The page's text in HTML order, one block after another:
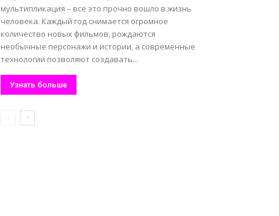
мультипликация – все это прочно вошло в жизнь
человека. Каждый год снимается огромное
количество новых фильмов, рождаются
необычные персонажи и истории, а современные
технологии позволяют создавать...
Узнать больше